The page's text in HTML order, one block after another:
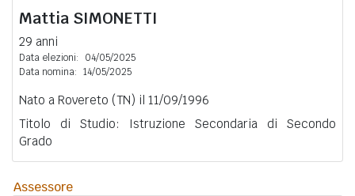
Mattia SIMONETTI
29 anni
Data elezioni:
04/05/2025
Data nomina: 14/05/2025
Nato a Rovereto (TN) il 11/09/1996
Titolo di Studio: Istruzione Secondaria di Secondo
Grado
Assessore